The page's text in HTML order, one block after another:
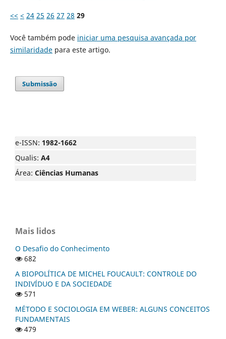
<< < 24 25 26 27 28 29
Você também pode iniciar uma pesquisa avançada por
similaridadepara este artigo.
Submissão
e-ISSN: 1982-1662
Qualis: A4
Área: Ciências Humanas
Mais lidos
O Desafio do Conhecimento
682
A BIOPOLÍTICA DE MICHEL FOUCAULT: CONTROLE DO
INDIVÍDUO E DA SOCIEDADE
571
MÉTODO E SOCIOLOGIA EM WEBER: ALGUNS CONCEITOS
FUNDAMENTAIS
479